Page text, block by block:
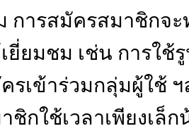
การสมัครสมาชิก
ยี่ยมชม เช่น การใช้
รเข้าร่วมกลุ่มผู้ใช้ ฯ
ชิกใช้เวลาเพียงเ